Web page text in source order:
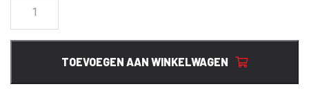
Bucket
Hat
TOEVOEGEN AAN WINKELWAGEN